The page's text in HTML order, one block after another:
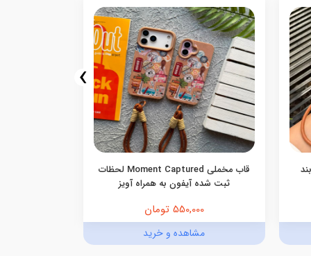
قاب مخملی Moment Captured لحظات
ثبت شده آیفون به همراه آویز
550,000 تومان
مشاهده و خرید
›